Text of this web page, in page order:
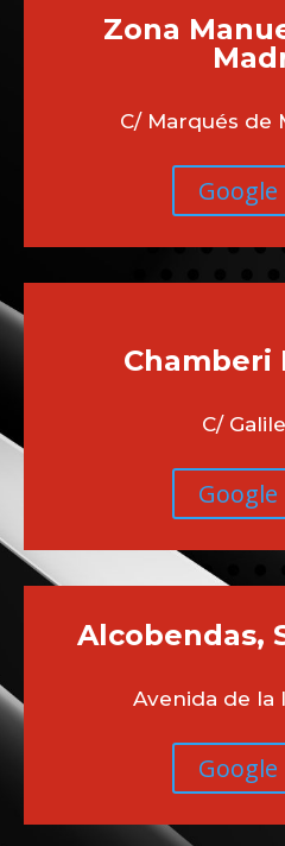
Zona
C/ Marqués de
Google
Chamberi
C/
Google
Alcobendas,
Avenida de la
Google